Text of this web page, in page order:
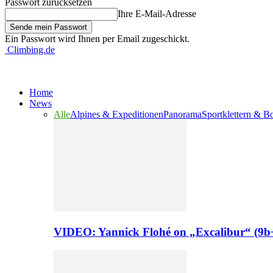
Passwort zurücksetzen
Ihre E-Mail-Adresse
Ein Passwort wird Ihnen per Email zugeschickt.
Climbing.de
Home
News
AlleAlpines & ExpeditionenPanoramaSportklettern &
VIDEO: Yannick Flohé on „Excalibur“